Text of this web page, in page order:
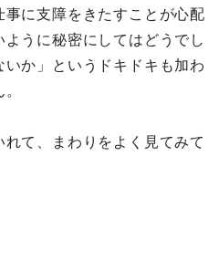
に支障をきたすことが心配
うに秘密にしてはどうでし
か」というドキドキも加わ
て、まわりをよく見てみて